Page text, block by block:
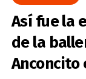
Así fue la
de la
Anconcito